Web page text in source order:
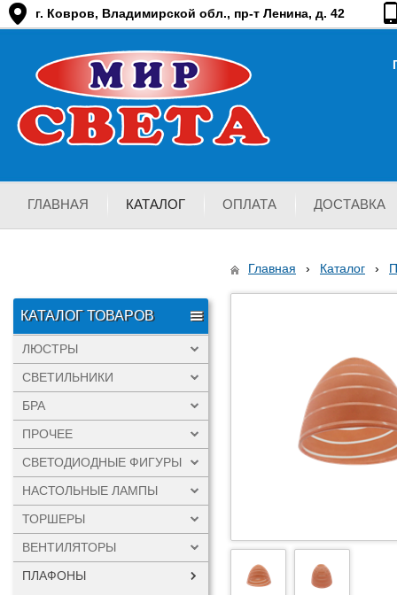
г. Ковров, Владимирской обл., пр-т Ленина, д. 42
ГЛАВНАЯ КАТАЛОГ ОПЛАТА ДОСТАВКА
КАТАЛОГ ТОВАРОВ
ЛЮСТРЫ
СВЕТИЛЬНИКИ
БРА
ПРОЧЕЕ
СВЕТОДИОДНЫЕ ФИГУРЫ
НАСТОЛЬНЫЕ ЛАМПЫ
ТОРШЕРЫ
ВЕНТИЛЯТОРЫ
ПЛАФОНЫ
Главная › Каталог ›